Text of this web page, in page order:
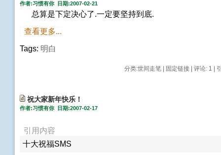
作者:习惯有你 日期:2007-02-21
总算是下定决心了.一定要坚持到底.
查看更多...
Tags: 明白
分类:世间走笔 固定链接 评论: 1 |
祝大家新年快乐！
作者:习惯有你 日期:2007-02-17
引用内容
十大祝福SMS